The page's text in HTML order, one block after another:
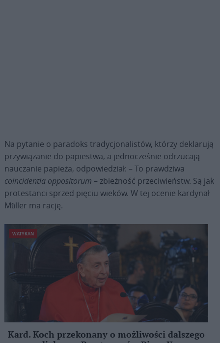
Na pytanie o paradoks tradycjonalistów, którzy deklarują
przywiązanie do papiestwa, a jednocześnie odrzucają
nauczanie papieża, odpowiedział: – To prawdziwa
coincidentia oppositorum – zbieżność przeciwieństw. Są jak
protestanci sprzed pięciu wieków. W tej ocenie kardynał
Müller ma rację.
WATYKAN
Kard. Koch przekonany o możliwości dalszego